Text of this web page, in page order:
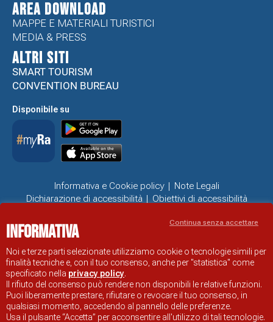
Area Download
MAPPE E MATERIALI TURISTICI
MEDIA & PRESS
ALTRI SITI
SMART TOURISM
CONVENTION BUREAU
Disponibile su
Informativa e Cookie policy
Note Legali
Dichiarazione di accessibilità
Obiettivi di accessibilità
SITO UFFICIALE DI INFORMAZIONE TURISTICA DI RAVENNA
Informativa
Noi e terze parti selezionate utilizziamo cookie o tecnologie simili per
finalità tecniche e, con il tuo consenso, anche per "statistica" come
specificato nella privacy policy.
Il rifiuto del consenso può rendere non disponibili le relative funzioni.
Puoi liberamente prestare, rifiutare o revocare il tuo consenso, in
qualsiasi momento, accedendo al pannello delle preferenze.
Usa il pulsante “Accetta” per acconsentire all'utilizzo di tali tecnologie.
Continua senza accettare